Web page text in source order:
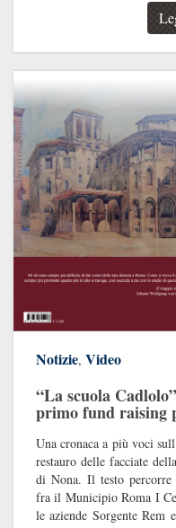
Notizie, Video
“La scuola
primo fund raising
Una cronaca a più voci
restauro delle facciate
di Nona. Il testo percorre
fra il Municipio Roma I
le aziende Sorgente